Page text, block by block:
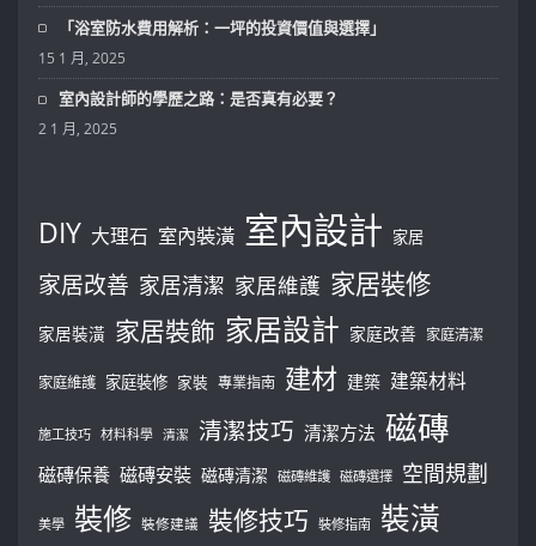
「浴室防水費用解析：一坪的投資價值與選擇」
15 1 月, 2025
室內設計師的學歷之路：是否真有必要？
2 1 月, 2025
DIY 大理石 室內裝潢 室內設計 家居
家居改善 家居清潔 家居維護 家居裝修
家居裝潢 家居裝飾 家居設計 家庭改善 家庭清潔
家庭維護 家庭裝修 家裝 專業指南 建材 建築 建築材料
施工技巧 材料科學 清潔 清潔技巧 清潔方法 磁磚
磁磚保養 磁磚安裝 磁磚清潔 磁磚維護 磁磚選擇 空間規劃
美學 裝修 裝修建議 裝修技巧 裝修指南 裝潢